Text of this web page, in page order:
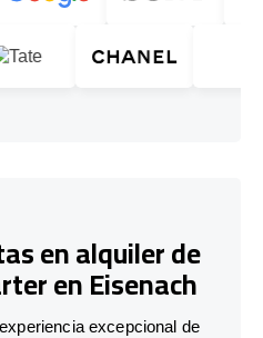
en alquiler de
en Eisenach
excepcional de